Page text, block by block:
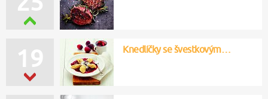
19 Knedlíčky se švestkovým…